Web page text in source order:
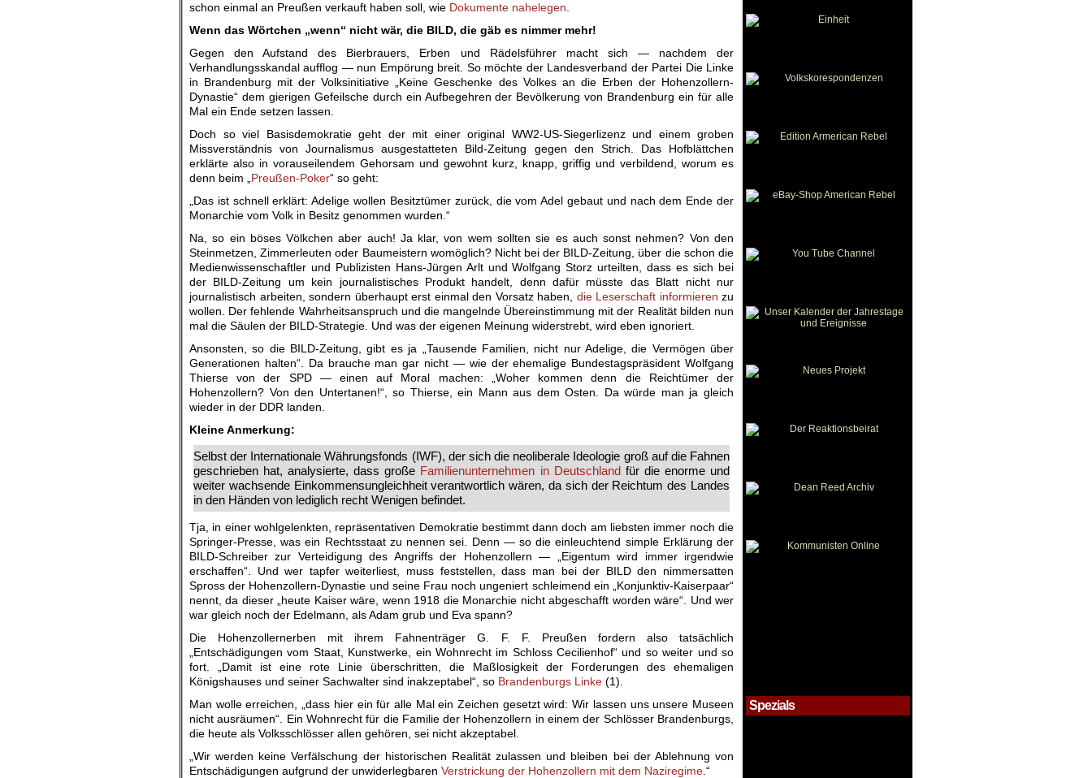
schon einmal an Preußen verkauft haben soll, wie Dokumente nahelegen
Wenn das Wörtchen „wenn“ nicht wär, die BILD, die gäb es nimmer mehr!
Gegen den Aufstand des Bierbrauers, Erben und Rädelsführer macht sich — nachdem der
Verhandlungsskandal aufflog — nun Empörung breit. So möchte der Landesverband der Partei Die Linke
in Brandenburg mit der Volksinitiative „Keine Geschenke des Volkes an die Erben der Hohenzollern-
Dynastie“ dem gierigen Gefeilsche durch ein Aufbegehren der Bevölkerung von Brandenburg ein für alle
Mal ein Ende setzen lassen.
Doch so viel Basisdemokratie geht der mit einer original WW2-US-Siegerlizenz und einem groben
Missverständnis von Journalismus ausgestatteten Bild-Zeitung gegen den Strich. Das Hofblättchen
erklärte also in vorauseilendem Gehorsam und gewohnt kurz, knapp, griffig und verbildend, worum es
denn beim „ Preußen-Poker“ so geht:
„Das ist schnell erklärt: Adelige wollen Besitztümer zurück, die vom Adel gebaut und nach dem Ende der
Monarchie vom Volk in Besitz genommen wurden.“
Na, so ein böses Völkchen aber auch! Ja klar, von wem sollten sie es auch sonst nehmen? Von den
Steinmetzen, Zimmerleuten oder Baumeistern womöglich? Nicht bei der BILD-Zeitung, über die schon die
Medienwissenschaftler und Publizisten Hans-Jürgen Arlt und Wolfgang Storz urteilten, dass es sich bei
der BILD-Zeitung um kein journalistisches Produkt handelt, denn dafür müsste das Blatt nicht nur
journalistisch arbeiten, sondern überhaupt erst einmal den Vorsatz haben, die Leserschaft informieren zu
wollen. Der fehlende Wahrheitsanspruch und die mangelnde Übereinstimmung mit der Realität bilden nun
mal die Säulen der BILD-Strategie. Und was der eigenen Meinung widerstrebt, wird eben ignoriert.
Ansonsten, so die BILD-Zeitung, gibt es ja „Tausende Familien, nicht nur Adelige, die Vermögen über
Generationen halten“. Da brauche man gar nicht — wie der ehemalige Bundestagspräsident Wolfgang
Thierse von der SPD — einen auf Moral machen: „Woher kommen denn die Reichtümer der
Hohenzollern? Von den Untertanen!“, so Thierse, ein Mann aus dem Osten. Da würde man ja gleich
wieder in der DDR landen.
Kleine Anmerkung:
Selbst der Internationale Währungsfonds (IWF), der sich die neoliberale Ideologie groß auf die Fahnen
geschrieben hat, analysierte, dass große Familienunternehmen in Deutschlandfür die enorme und
weiter wachsende Einkommensungleichheit verantwortlich wären, da sich der Reichtum des Landes
in den Händen von lediglich recht Wenigen befindet.
Tja, in einer wohlgelenkten, repräsentativen Demokratie bestimmt dann doch am liebsten immer noch die
Springer-Presse, was ein Rechtsstaat zu nennen sei. Denn — so die einleuchtend simple Erklärung der
BILD-Schreiber zur Verteidigung des Angriffs der Hohenzollern — „Eigentum wird immer irgendwie
erschaffen“. Und wer tapfer weiterliest, muss feststellen, dass man bei der BILD den nimmersatten
Spross der Hohenzollern-Dynastie und seine Frau noch ungeniert schleimend ein „Konjunktiv-Kaiserpaar“
nennt, da dieser „heute Kaiser wäre, wenn 1918 die Monarchie nicht abgeschafft worden wäre“. Und wer
war gleich noch der Edelmann, als Adam grub und Eva spann?
Die Hohenzollernerben mit ihrem Fahnenträger G. F. F. Preußen fordern also tatsächlich
„Entschädigungen vom Staat, Kunstwerke, ein Wohnrecht im Schloss Cecilienhof“ und so weiter und so
fort. „Damit ist eine rote Linie überschritten, die Maßlosigkeit der Forderungen des ehemaligen
Königshauses und seiner Sachwalter sind inakzeptabel“, so Brandenburgs Linke (1).
Man wolle erreichen, „dass hier ein für alle Mal ein Zeichen gesetzt wird: Wir lassen uns unsere Museen
nicht ausräumen“. Ein Wohnrecht für die Familie der Hohenzollern in einem der Schlösser Brandenburgs,
die heute als Volksschlösser allen gehören, sei nicht akzeptabel.
„Wir werden keine Verfälschung der historischen Realität zulassen und bleiben bei der Ablehnung von
Entschädigungen aufgrund der unwiderlegbaren Verstrickung der Hohenzollern mit dem Naziregime .“
Spezials